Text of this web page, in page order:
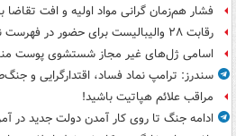
فشار هم‌زمان گرانی مواد اولیه و افت تقاضا
رقابت ۲۸ والیبالیست برای حضور در فهرست نهایی تیم ملی
اسامی ژل‌های غیر مجاز شستشوی پوست
سندرز: ترامپ نماد فساد، اقتدارگرایی و
مراقب علائم هپاتیت باشید!
ادامه جنگ تا روی کار آمدن دولت جدید در